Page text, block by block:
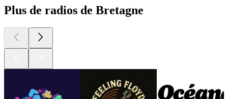
Plus de radios de Bretagne